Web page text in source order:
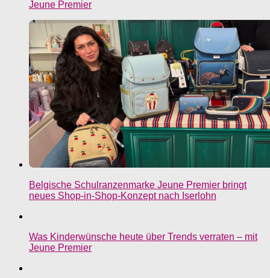
Jeune Premier
Belgische Schulranzenmarke Jeune Premier bringt
neues Shop-in-Shop-Konzept nach Iserlohn
Was Kinderwünsche heute über Trends verraten – mit
Jeune Premier